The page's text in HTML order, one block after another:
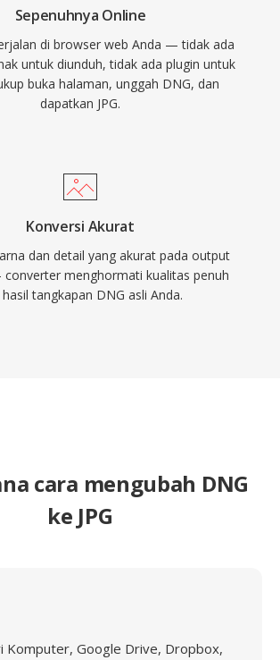
Sepenuhnya Online
di browser web Anda — tidak ada
untuk diunduh, tidak ada plugin untuk
buka halaman, unggah DNG, dan
dapatkan JPG.
Konversi Akurat
dan detail yang akurat pada output
converter menghormati kualitas penuh
hasil tangkapan DNG asli Anda.
cara mengubah DNG
ke JPG
Komputer, Google Drive, Dropbox,